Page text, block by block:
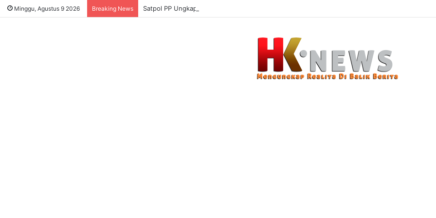
Minggu, Agustus 9 2026 Breaking News Satpol PP Ungkap Dugaan Modus Pencurian Kursi Fasum Pemkot Surabaya Pakai Ambulans